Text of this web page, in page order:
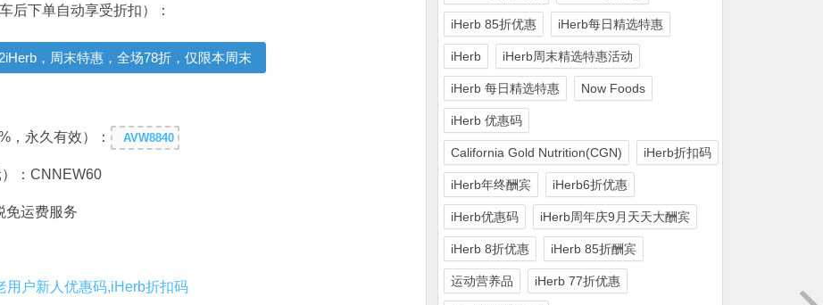
后下单自动享受折扣）：
，周末特惠，全场78折，仅限本周末
，永久有效）： AVW8840
：CNNEW60
免运费服务
用户新人优惠码,iHerb折扣码
iHerb 85折优惠 iHerb每日精选特惠
iHerb iHerb周末精选特惠活动
iHerb 每日精选特惠 Now Foods
iHerb 优惠码
California Gold Nutrition(CGN) iHerb折扣码
iHerb年终酬宾 iHerb6折优惠
iHerb优惠码 iHerb周年庆9月天天大酬宾
iHerb 8折优惠 iHerb 85折酬宾
运动营养品 iHerb 77折优惠